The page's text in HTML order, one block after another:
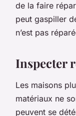
de la faire
peut gaspiller
n’est pas
Inspecter
Les maisons
matériaux ne
peuvent se